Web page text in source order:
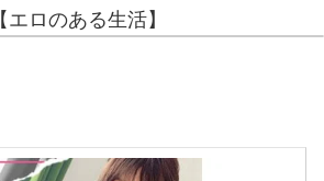
【エロのある生活】